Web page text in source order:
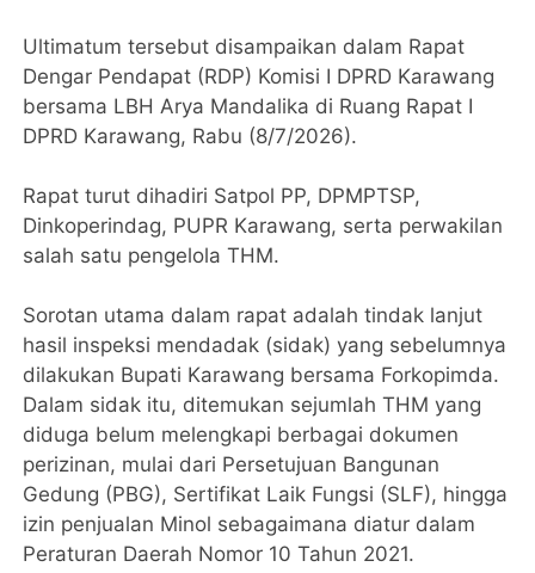
Ultimatum tersebut disampaikan dalam Rapat
Dengar Pendapat (RDP) Komisi I DPRD Karawang
bersama LBH Arya Mandalika di Ruang Rapat I
DPRD Karawang, Rabu (8/7/2026).
Rapat turut dihadiri Satpol PP, DPMPTSP,
Dinkoperindag, PUPR Karawang, serta perwakilan
salah satu pengelola THM.
Sorotan utama dalam rapat adalah tindak lanjut
hasil inspeksi mendadak (sidak) yang sebelumnya
dilakukan Bupati Karawang bersama Forkopimda.
Dalam sidak itu, ditemukan sejumlah THM yang
diduga belum melengkapi berbagai dokumen
perizinan, mulai dari Persetujuan Bangunan
Gedung (PBG), Sertifikat Laik Fungsi (SLF), hingga
izin penjualan Minol sebagaimana diatur dalam
Peraturan Daerah Nomor 10 Tahun 2021.